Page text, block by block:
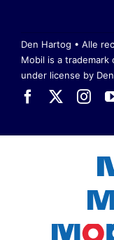
Den Hartog • Alle
Mobil is a trademark
under license by